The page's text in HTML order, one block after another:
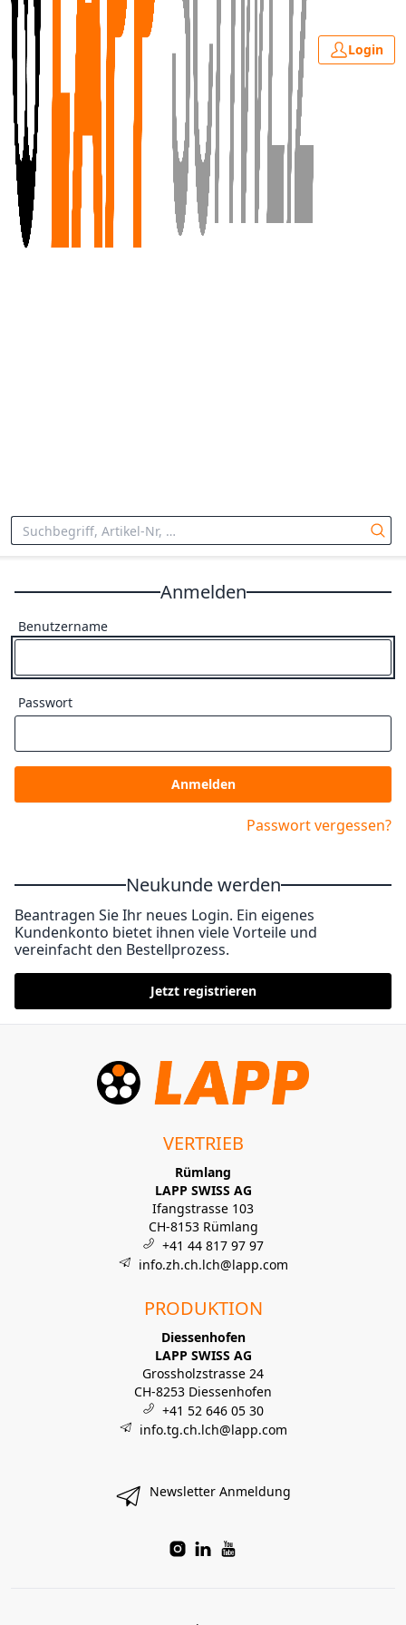
Login
Anmelden
Benutzername
Passwort
Anmelden
Passwort vergessen?
Neukunde werden
Beantragen Sie Ihr neues Login. Ein eigenes
Kundenkonto bietet ihnen viele Vorteile und
vereinfacht den Bestellprozess.
Jetzt registrieren
VERTRIEB
Rümlang
LAPP SWISS AG
Ifangstrasse 103
CH-8153 Rümlang
+41 44 817 97 97
info.zh.ch.lch@lapp.com
PRODUKTION
Diessenhofen
LAPP SWISS AG
Grossholzstrasse 24
CH-8253 Diessenhofen
+41 52 646 05 30
info.tg.ch.lch@lapp.com
Newsletter Anmeldung